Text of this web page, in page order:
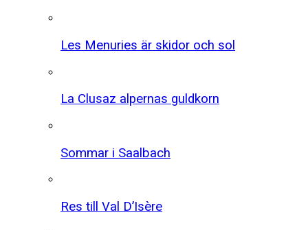
Les Menuries är skidor och sol
La Clusaz alpernas guldkorn
Sommar i Saalbach
Res till Val D’Isère